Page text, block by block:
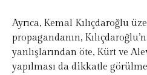
Ayrıca, Kemal Kılıçdaroğlu
propagandanın,
yanlışlarından öte, Kürt ve
yapılması da dikkatle